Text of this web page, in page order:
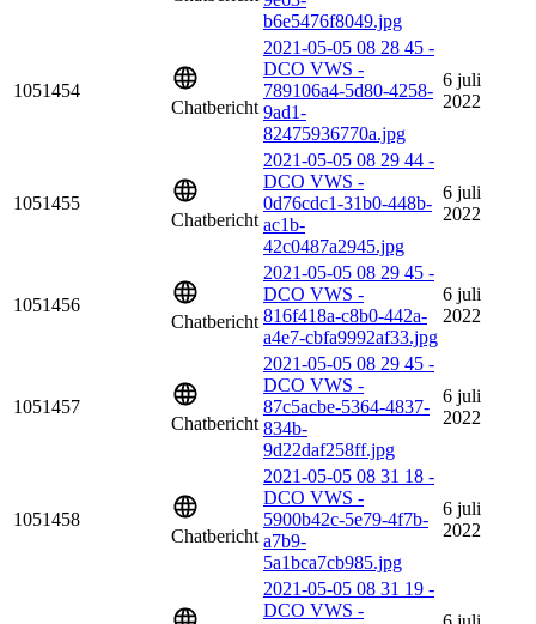
b6e5476f8049.jpg
1051454
Chatbericht
2021-05-05 08 28 45 -
DCO VWS -
789106a4-5d80-4258-
9ad1-
82475936770a.jpg
6 juli
2022
1051455
Chatbericht
2021-05-05 08 29 44 -
DCO VWS -
0d76cdc1-31b0-448b-
ac1b-
42c0487a2945.jpg
6 juli
2022
1051456
Chatbericht
2021-05-05 08 29 45 -
DCO VWS -
816f418a-c8b0-442a-
a4e7-cbfa9992af33.jpg
6 juli
2022
1051457
Chatbericht
2021-05-05 08 29 45 -
DCO VWS -
87c5acbe-5364-4837-
834b-
9d22daf258ff.jpg
6 juli
2022
1051458
Chatbericht
2021-05-05 08 31 18 -
DCO VWS -
5900b42c-5e79-4f7b-
a7b9-
5a1bca7cb985.jpg
6 juli
2022
2021-05-05 08 31 19 -
DCO VWS -